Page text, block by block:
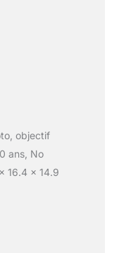
objectif
ans, No
16.4 x 14.9